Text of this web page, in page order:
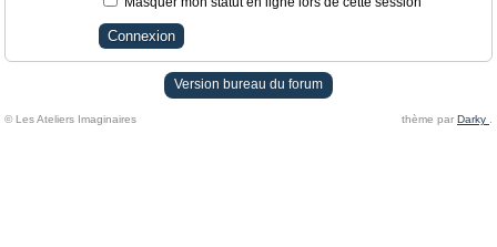
Version bureau du forum
© Les Ateliers Imaginaires thème par Darky